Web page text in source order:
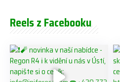
Reels z Facebooku